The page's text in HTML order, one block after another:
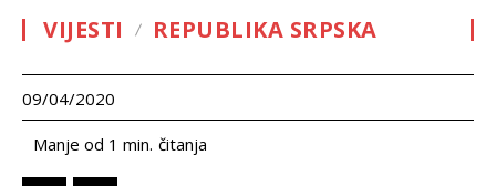
VIJESTI REPUBLIKA SRPSKA
09/04/2020
Manje od 1 min. čitanja